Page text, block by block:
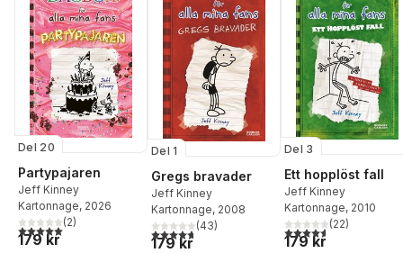
Del 20
Partypajaren
Jeff Kinney
Kartonnage, 2026
5,0utav 5 stjärnor. Totalt antal röster:
(2)
179 kr
Del 1
Gregs bravader
Jeff Kinney
Kartonnage, 2008
4,7utav 5 stjärnor. Totalt antal röster:
(43)
179 kr
Del 3
Ett hopplöst fall
Jeff Kinney
Kartonnage, 2010
4,6utav 5 stjärnor.
(22)
179 kr